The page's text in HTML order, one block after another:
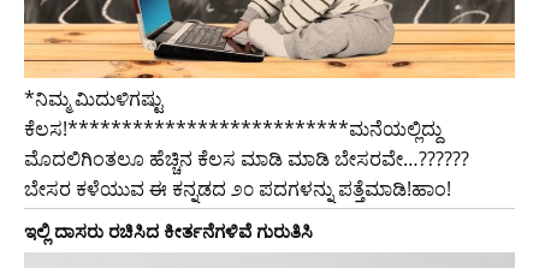
*ನಿಮ್ಮ ಮಿದುಳಿಗಷ್ಟು
ಕೆಲಸ!**************************ಮನೆಯಲ್ಲಿದ್ದು
ಮೊದಲಿಗಿಂತಲೂ ಹೆಚ್ಚಿನ ಕೆಲಸ ಮಾಡಿ ಮಾಡಿ ಬೇಸರವೇ…??????
ಬೇಸರ ಕಳೆಯುವ ಈ ಕನ್ನಡದ ೨೦ ಪದಗಳನ್ನು ಪತ್ತೆಮಾಡಿ!ಹಾಂ!
ಇಲ್ಲಿ ದಾಸರು ರಚಿಸಿದ ಕೀರ್ತನೆಗಳಿವೆ ಗುರುತಿಸಿ